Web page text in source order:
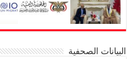
البيانات الصحفية